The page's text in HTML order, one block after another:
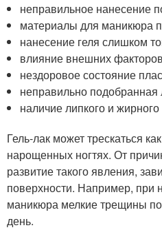
неправильное нанесение
материалы для маникюра
нанесение геля слишком
влияние внешних
нездоровое состояние
неправильно
наличие липкого и
Гель-лак может трескаться
нарощенных ногтях. От
развитие такого явления,
поверхности. Например, при
маникюра мелкие трещины
день.